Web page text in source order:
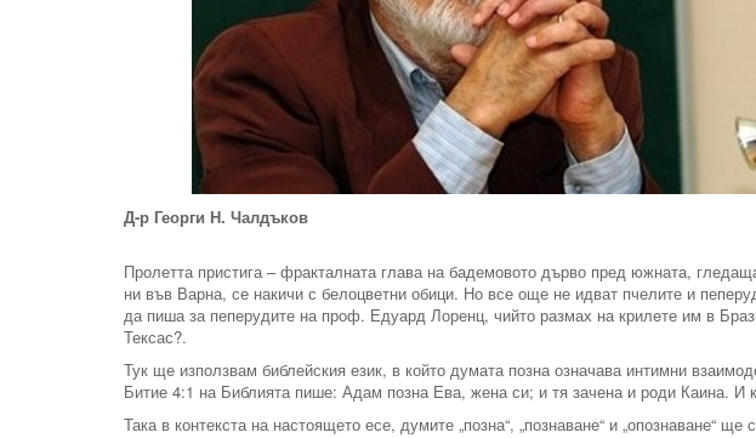
Д-р Георги Н. Чалдъков
Пролетта пристига – фракталната глава на бадемовото дърво пред южната,
ни във Варна, се накичи с белоцветни обици. Но все още не идват пчелите и
да пиша за пеперудите на проф. Едуард Лоренц, чийто размах на крилeте им в
Тексас?.
Тук ще използвам библейския език, в който думата позна означава интимни
Битие 4:1 на Библията пише: Адам позна Ева, жена си; и тя зачена и роди Каина. И
Така в контекста на настоящето есе, думите „позна“, „познаване“ и „опознаване“